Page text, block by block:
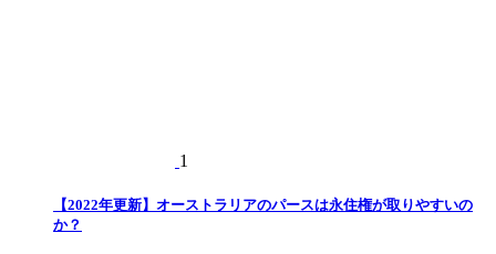
1
【2022年更新】オーストラリアのパースは永住権が取りやすいの
か？